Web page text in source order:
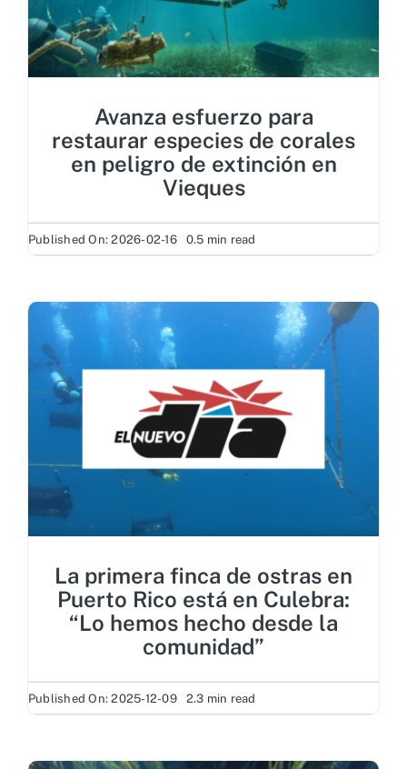
Avanza esfuerzo para
restaurar especies de corales
en peligro de extinción en
Vieques
Published On: 2026-02-16 0.5 min read
La primera finca de ostras en
Puerto Rico está en Culebra:
“Lo hemos hecho desde la
comunidad”
Published On: 2025-12-09 2.3 min read